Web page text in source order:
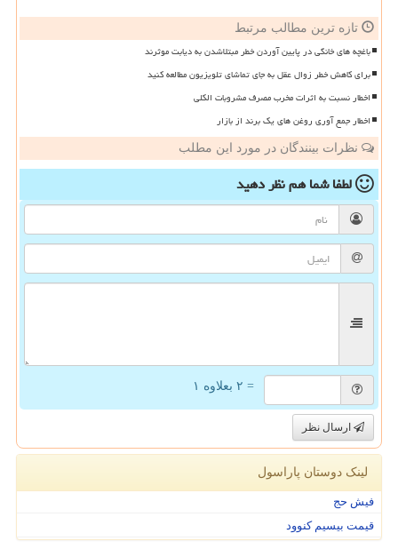
تازه ترین مطالب مرتبط
باغچه های خانگی در پایین آوردن خطر مبتلاشدن به دیابت موثرند
برای کاهش خطر زوال عقل به جای تماشای تلویزیون مطالعه کنید
اخطار نسبت به اثرات مخرب مصرف مشروبات الکلی
اخطار جمع آوری روغن های یک برند از بازار
نظرات بینندگان در مورد این مطلب
لطفا شما همنظر دهید
= ۲ بعلاوه ۱
ارسال نظر
لینک دوستان پاراسول
فیش حج
قیمت بیسیم کنوود